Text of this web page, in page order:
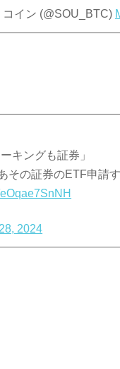
イン (@SOU_BTC)
キングも証券」
その証券のETF申請す
2024